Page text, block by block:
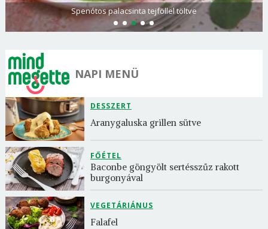
Spenótos palacsinta tejföllel töltve
NAPI MENÜ
DESSZERT
Aranygaluska grillen sütve
FŐÉTEL
Baconbe göngyölt sertésszűz rakott
burgonyával
VEGETÁRIÁNUS
Falafel